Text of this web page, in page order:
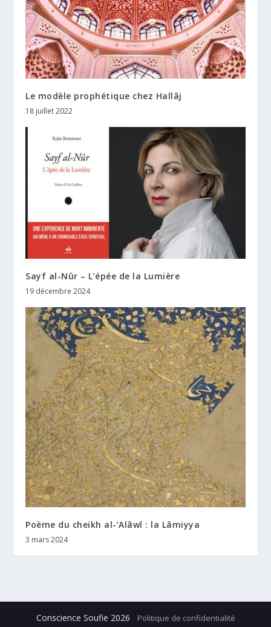
Le modèle prophétique chez Hallâj
18 juillet 2022
Sayf al-Nûr – L’épée de la Lumière
19 décembre 2024
Poème du cheikh al-‘Alâwî : la Lâmiyya
3 mars 2024
Conscience Soufie 2026 Politique de confidentialité